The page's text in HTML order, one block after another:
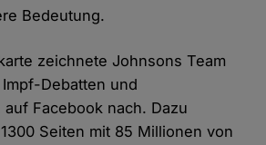
Bedeutung.
zeichnete Johnsons Team
Debatten und
Facebook nach. Dazu
Seiten mit 85 Millionen von